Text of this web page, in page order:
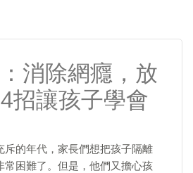
消除網癮，放
招讓孩子學會
斥的年代，家長們想把孩子隔離
常困難了。但是，他們又擔心孩